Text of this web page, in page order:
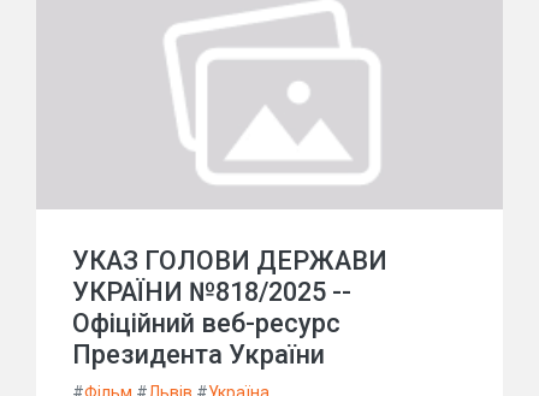
УКАЗ ГОЛОВИ ДЕРЖАВИ
УКРАЇНИ №818/2025 --
Офіційний веб-ресурс
Президента України